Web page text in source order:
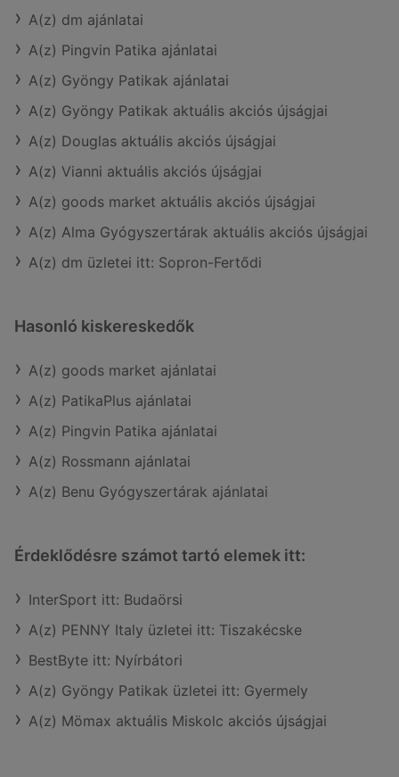
A(z) dm ajánlatai
A(z) Pingvin Patika ajánlatai
A(z) Gyöngy Patikak ajánlatai
A(z) Gyöngy Patikak aktuális akciós újságjai
A(z) Douglas aktuális akciós újságjai
A(z) Vianni aktuális akciós újságjai
A(z) goods market aktuális akciós újságjai
A(z) Alma Gyógyszertárak aktuális akciós újságjai
A(z) dm üzletei itt: Sopron-Fertődi
Hasonló kiskereskedők
A(z) goods market ajánlatai
A(z) PatikaPlus ajánlatai
A(z) Pingvin Patika ajánlatai
A(z) Rossmann ajánlatai
A(z) Benu Gyógyszertárak ajánlatai
Érdeklődésre számot tartó elemek itt:
InterSport itt: Budaörsi
A(z) PENNY Italy üzletei itt: Tiszakécske
BestByte itt: Nyírbátori
A(z) Gyöngy Patikak üzletei itt: Gyermely
A(z) Mömax aktuális Miskolc akciós újságjai